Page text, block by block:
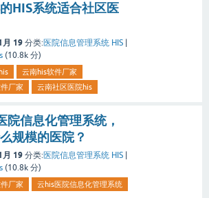
HIS系统适合社区医
月 19 分类:医院信息管理系统 HIS
(10.8k 分)
云南his软件厂家
厂家
云南社区医院his
院信息化管理系统，
规模的医院？
月 19 分类:医院信息管理系统 HIS
(10.8k 分)
厂家
云his医院信息化管理系统